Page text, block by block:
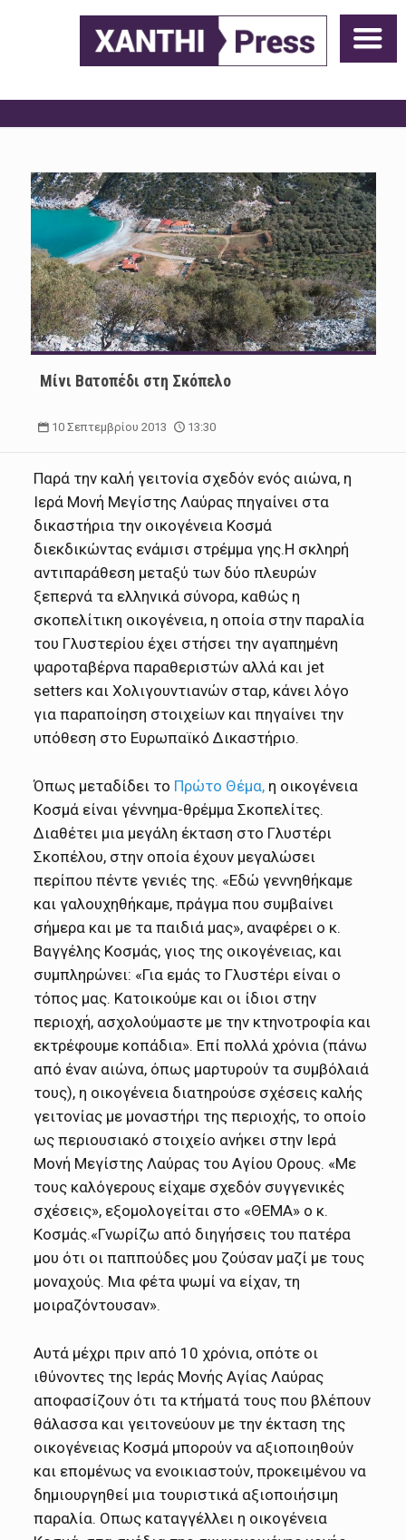
Μίνι Βατοπέδι στη Σκόπελο
10 Σεπτεμβρίου 2013 13:30
Παρά την καλή γειτονία σχεδόν ενός αιώνα, η
Ιερά Μονή Μεγίστης Λαύρας πηγαίνει στα
δικαστήρια την οικογένεια Κοσμά
διεκδικώντας ενάμισι στρέμμα γης.Η σκληρή
αντιπαράθεση μεταξύ των δύο πλευρών
ξεπερνά τα ελληνικά σύνορα, καθώς η
σκοπελίτικη οικογένεια, η οποία στην παραλία
του Γλυστερίου έχει στήσει την αγαπημένη
ψαροταβέρνα παραθεριστών αλλά και jet
setters και Χολιγουντιανών σταρ, κάνει λόγο
για παραποίηση στοιχείων και πηγαίνει την
υπόθεση στο Ευρωπαϊκό Δικαστήριο.
Όπως μεταδίδει το Πρώτο Θέμα, η οικογένεια
Κοσμά είναι γέννημα-θρέμμα Σκοπελίτες.
Διαθέτει μια μεγάλη έκταση στο Γλυστέρι
Σκοπέλου, στην οποία έχουν μεγαλώσει
περίπου πέντε γενιές της. «Εδώ γεννηθήκαμε
και γαλουχηθήκαμε, πράγμα που συμβαίνει
σήμερα και με τα παιδιά μας», αναφέρει ο κ.
Βαγγέλης Κοσμάς, γιος της οικογένειας, και
συμπληρώνει: «Για εμάς το Γλυστέρι είναι ο
τόπος μας. Κατοικούμε και οι ίδιοι στην
περιοχή, ασχολούμαστε με την κτηνοτροφία και
εκτρέφουμε κοπάδια». Επί πολλά χρόνια (πάνω
από έναν αιώνα, όπως μαρτυρούν τα συμβόλαιά
τους), η οικογένεια διατηρούσε σχέσεις καλής
γειτονίας με μοναστήρι της περιοχής, το οποίο
ως περιουσιακό στοιχείο ανήκει στην Ιερά
Μονή Μεγίστης Λαύρας του Αγίου Ορους. «Με
τους καλόγερους είχαμε σχεδόν συγγενικές
σχέσεις», εξομολογείται στο «ΘΕΜΑ» ο κ.
Κοσμάς.«Γνωρίζω από διηγήσεις του πατέρα
μου ότι οι παππούδες μου ζούσαν μαζί με τους
μοναχούς. Μια φέτα ψωμί να είχαν, τη
μοιραζόντουσαν».
Αυτά μέχρι πριν από 10 χρόνια, οπότε οι
ιθύνοντες της Ιεράς Μονής Αγίας Λαύρας
αποφασίζουν ότι τα κτήματά τους που βλέπουν
θάλασσα και γειτονεύουν με την έκταση της
οικογένειας Κοσμά μπορούν να αξιοποιηθούν
και επομένως να ενοικιαστούν, προκειμένου να
δημιουργηθεί μια τουριστικά αξιοποιήσιμη
παραλία. Οπως καταγγέλλει η οικογένεια